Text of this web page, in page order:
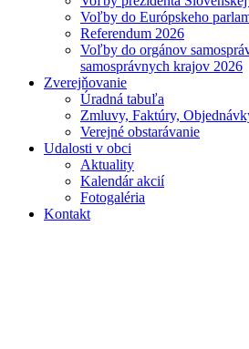
Voľby do Európskeho
Referendum 2026
Voľby do orgánov
samosprávnych krajov 2026
Zverejňovanie
Úradná tabuľa
Zmluvy, Faktúry,
Verejné obstarávanie
Udalosti v obci
Aktuality
Kalendár akcií
Fotogaléria
Kontakt